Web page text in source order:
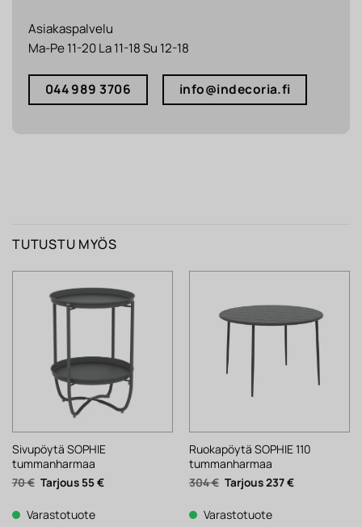
Asiakaspalvelu
Ma-Pe 11-20 La 11-18 Su 12-18
044 989 3706 info@indecoria.fi
TUTUSTU MYÖS
Sivupöytä SOPHIE
tummanharmaa
70€ Alkuperäinen
hinta
70 €.
55€Nykyinen
Varastotuote
Ruokapöytä SOPHIE 110
tummanharmaa
304€ Alkuperäinen
hinta
304 €.
237€Nykyinen
Varastotuote